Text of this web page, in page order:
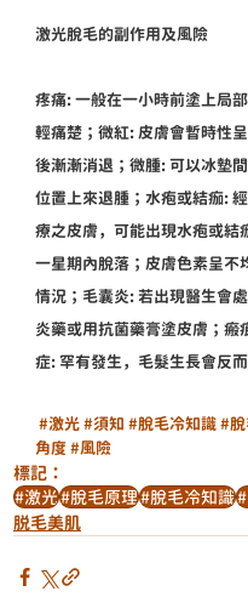
激光脫毛的副作用及風險
疼痛: 一般在一小時前塗上局
輕痛楚；微紅: 皮膚會暫時性
後漸漸消退；微腫: 可以冰墊
位置上來退腫；水疱或結痂:
療之皮膚，可能出現水疱或結
一星期內脫落；皮膚色素呈不
情況；毛囊炎: 若出現醫生會
炎藥或用抗菌藥膏塗皮膚；瘢
症: 罕有發生，毛髮生長會反而
#激光#須知 #脫毛冷知識#
角度#風險
標記：
#激光#脫毛原理#脫毛冷知識
脱毛美肌